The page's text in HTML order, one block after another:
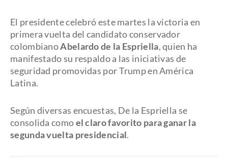
El presidente celebró este martes la victoria en
primera vuelta del candidato conservador
colombianoAbelardo de la Espriella, quien ha
manifestado su respaldo a las iniciativas de
seguridad promovidas por Trump en América
Latina.
Según diversas encuestas, De la Espriella se
consolida comoel claro favorito para ganar la
segunda vuelta presidencial.